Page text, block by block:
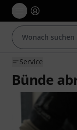
Service
Bünde